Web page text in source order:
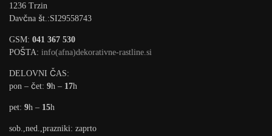
1236 Trzin
Davčna št.:SI29558743
GSM: 041 367 530
POŠTA: info(afna)dekorativne-rastline.si
DELOVNI ČAS:
pon – čet: 9h – 17h
pet: 9h – 15h
sob.,ned.,prazniki: zaprto